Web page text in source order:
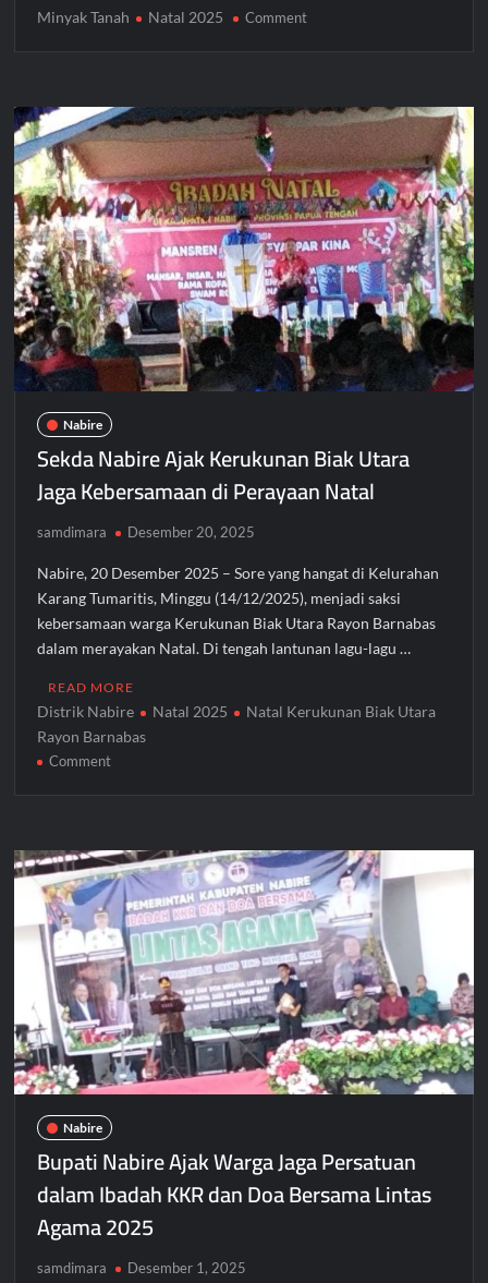
Minyak Tanah Natal 2025 Commenton
Minyak
Tanah
Subsidi
Belum
Masuk
Jelang
Natal
Nabire
Sekda Nabire Ajak Kerukunan Biak Utara
Jaga Kebersamaan di Perayaan Natal
samdimara Desember 20, 2025
Nabire, 20 Desember 2025 – Sore yang hangat di Kelurahan
Karang Tumaritis, Minggu (14/12/2025), menjadi saksi
kebersamaan warga Kerukunan Biak Utara Rayon Barnabas
dalam merayakan Natal. Di tengah lantunan lagu-lagu …
READ MORE
Distrik Nabire Natal 2025
Natal Kerukunan Biak Utara
Rayon Barnabas
Commenton
Kerukunan
Biak
Utara
Jaga
Kebersamaan
di
Perayaan
Natal
Nabire
Bupati Nabire Ajak Warga Jaga Persatuan
dalam Ibadah KKR dan Doa Bersama Lintas
Agama 2025
samdimara Desember 1, 2025